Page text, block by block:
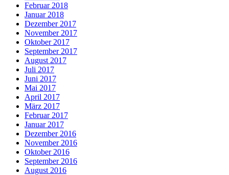
Februar 2018
Januar 2018
Dezember 2017
November 2017
Oktober 2017
September 2017
August 2017
Juli 2017
Juni 2017
Mai 2017
April 2017
März 2017
Februar 2017
Januar 2017
Dezember 2016
November 2016
Oktober 2016
September 2016
August 2016